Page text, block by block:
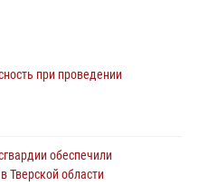
в молебне, посвященном
совершили 250 выездов и
в Тверской области
при проведении
обеспечили
Тверской области